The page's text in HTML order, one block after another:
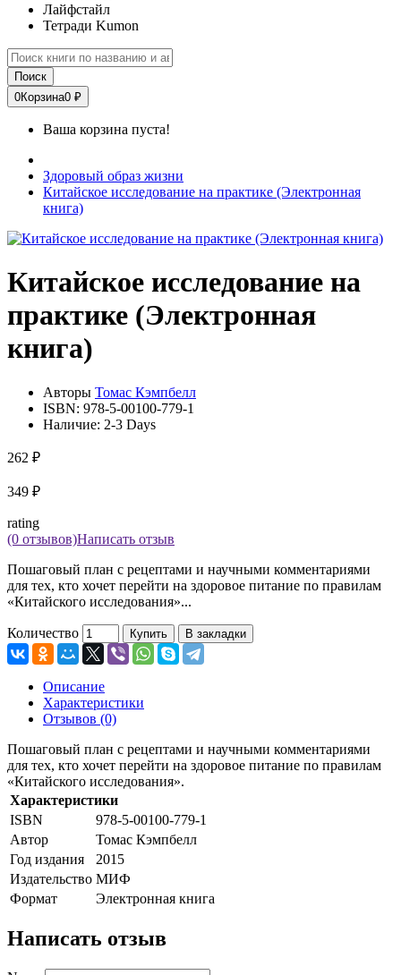
Лайфстайл
Тетради Kumon
Поиск
0Корзина0 ₽
Ваша корзина пуста!
Здоровый образ жизни
Китайское исследование на практике (Электронная
книга)
Китайское исследование на
практике (Электронная
книга)
Авторы Томас Кэмпбелл
ISBN: 978-5-00100-779-1
Наличие: 2-3 Days
262 ₽
349 ₽
rating
(0 отзывов)Написать отзыв
Пошаговый план с рецептами и научными комментариями
для тех, кто хочет перейти на здоровое питание по правилам
«Китайского исследования»...
Количество Купить В закладки
Описание
Характеристики
Отзывов (0)
Пошаговый план с рецептами и научными комментариями
для тех, кто хочет перейти на здоровое питание по правилам
«Китайского исследования».
Характеристики
ISBN
978-5-00100-779-1
Автор
Томас Кэмпбелл
Год издания
2015
Издательство МИФ
Формат
Электронная книга
Написать отзыв